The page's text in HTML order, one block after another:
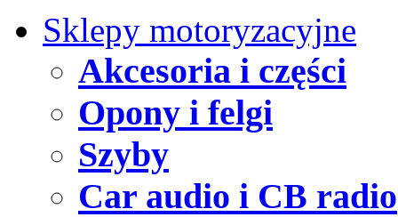
Sklepy motoryzacyjne
Akcesoria i części
Opony i felgi
Szyby
Car audio i CB radio